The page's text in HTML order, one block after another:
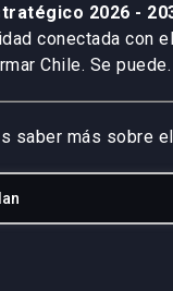
2026 -
conectada con
Chile. Se puede.
saber más sobre